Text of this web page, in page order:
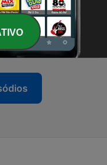
de Google |
| El DESASTRE